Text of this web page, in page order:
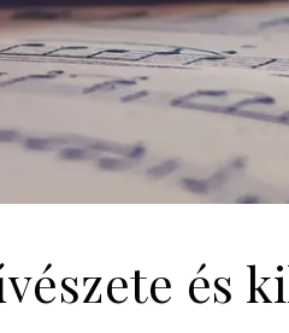
és